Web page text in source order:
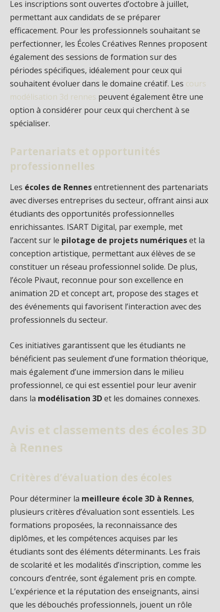
Les inscriptions sont ouvertes d’octobre à juillet,
permettant aux candidats de se préparer
efficacement. Pour les professionnels souhaitant se
perfectionner, les Écoles Créatives Rennes proposent
également des sessions de formation sur des
périodes spécifiques, idéalement pour ceux qui
souhaitent évoluer dans le domaine créatif. Les cours
modélisation 3d rennes peuvent également être une
option à considérer pour ceux qui cherchent à se
spécialiser.
Partenariats et opportunités
professionnelles
Les écoles de Rennesentretiennent des partenariats
avec diverses entreprises du secteur, offrant ainsi aux
étudiants des opportunités professionnelles
enrichissantes. ISART Digital, par exemple, met
l’accent sur le pilotage de projets numériqueset la
conception artistique, permettant aux élèves de se
constituer un réseau professionnel solide. De plus,
l’école Pivaut, reconnue pour son excellence en
animation 2D et concept art, propose des stages et
des événements qui favorisent l’interaction avec des
professionnels du secteur.
Ces initiatives garantissent que les étudiants ne
bénéficient pas seulement d’une formation théorique,
mais également d’une immersion dans le milieu
professionnel, ce qui est essentiel pour leur avenir
dans la modélisation 3Det les domaines connexes.
Avis et classements des écoles 3D
à Rennes
Critères d’évaluation des écoles
Pour déterminer la meilleure école 3D à Rennes,
plusieurs critères d’évaluation sont essentiels. Les
formations proposées, la reconnaissance des
diplômes, et les compétences acquises par les
étudiants sont des éléments déterminants. Les frais
de scolarité et les modalités d’inscription, comme les
concours d’entrée, sont également pris en compte.
L’expérience et la réputation des enseignants, ainsi
que les débouchés professionnels, jouent un rôle